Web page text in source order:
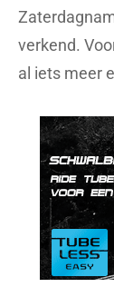
verkend.
al iets meer